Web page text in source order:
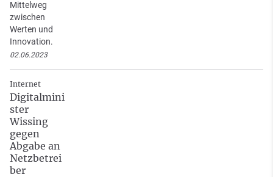
Mittelweg
zwischen
Werten und
Innovation.
02.06.2023
Internet
Digitalmini
ster
Wissing
gegen
Abgabe an
Netzbetrei
ber